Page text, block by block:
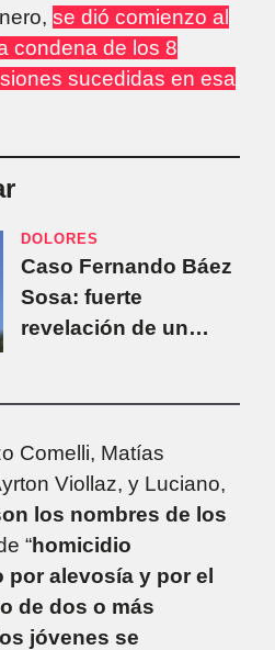
se dió comienzo al
condena de los 8
sucedidas en esa
DOLORES
Caso Fernando Báez
Sosa: fuerte
revelación de un
Comelli, Matías
Viollaz, y Luciano,
los nombres de los
“homicidio
alevosía y por el
de dos o más
los jóvenes se